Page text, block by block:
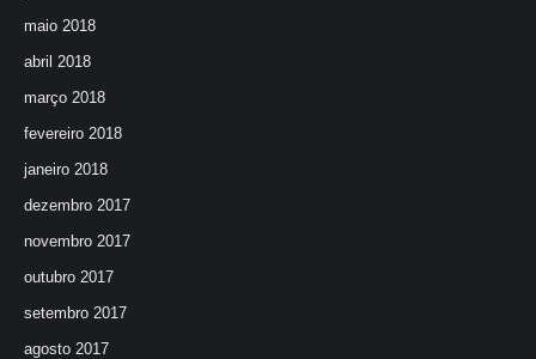
maio 2018
abril 2018
março 2018
fevereiro 2018
janeiro 2018
dezembro 2017
novembro 2017
outubro 2017
setembro 2017
agosto 2017